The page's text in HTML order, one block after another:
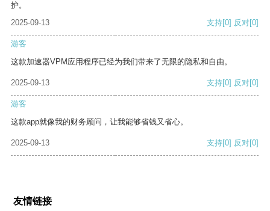
护。
2025-09-13
支持[0] 反对[0]
游客
这款加速器VPM应用程序已经为我们带来了无限的隐私和自由。
2025-09-13 支持[0] 反对[0]
游客
这款app就像我的财务顾问，让我能够省钱又省心。
2025-09-13 支持[0] 反对[0]
友情链接